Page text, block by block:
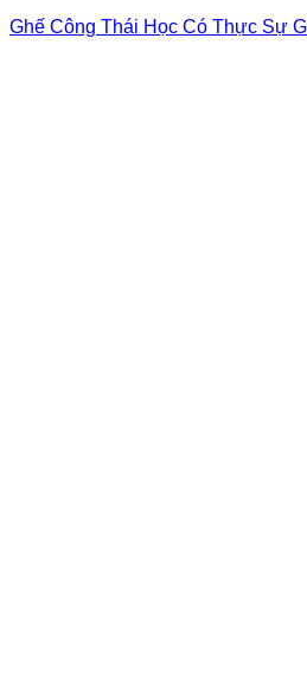
Ghế Công Thái Học Có Thực Sự